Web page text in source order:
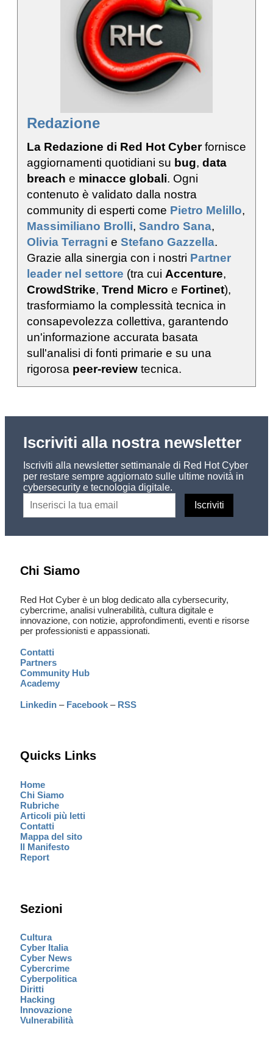
Redazione
La Redazione di Red Hot Cyberfornisce
aggiornamenti quotidiani su bug, data
breach e minacce globali. Ogni
contenuto è validato dalla nostra
community di esperti come Pietro Melillo,
Massimiliano Brolli, Sandro Sana,
Olivia Terragni e Stefano Gazzella.
Grazie alla sinergia con i nostri Partner
leader nel settore (tra cui Accenture,
CrowdStrike, Trend Micro e Fortinet),
trasformiamo la complessità tecnica in
consapevolezza collettiva, garantendo
un'informazione accurata basata
sull'analisi di fonti primarie e su una
rigorosa peer-review tecnica.
Iscriviti alla nostra newsletter
Iscriviti alla newsletter settimanale di Red Hot Cyber
per restare sempre aggiornato sulle ultime novità in
cybersecurity e tecnologia digitale.
Chi Siamo
Red Hot Cyber è un blog dedicato alla cybersecurity,
cybercrime, analisi vulnerabilità, cultura digitale e
innovazione, con notizie, approfondimenti, eventi e risorse
per professionisti e appassionati.
Contatti
Partners
Community Hub
Academy
Linkedin – Facebook – RSS
Quicks Links
Home
Chi Siamo
Rubriche
Articoli più letti
Contatti
Mappa del sito
Il Manifesto
Report
Sezioni
Cultura
Cyber Italia
Cyber News
Cybercrime
Cyberpolitica
Diritti
Hacking
Innovazione
Vulnerabilità